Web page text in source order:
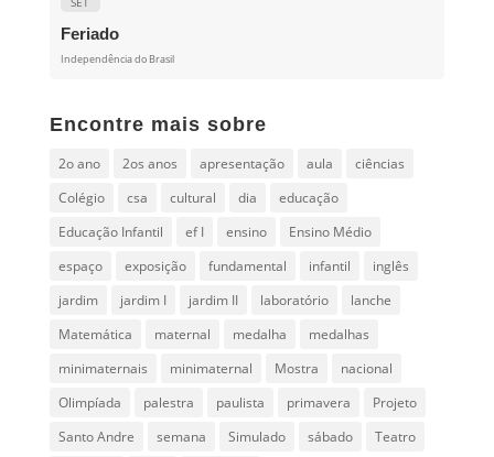
Feriado
Independência do Brasil
Encontre mais sobre
2o ano 2os anos apresentação aula
ciências
Colégio
csa cultural dia
educação
Educação Infantil
ef I ensino
Ensino Médio
espaço
exposição fundamental infantil
inglês
jardim
jardim I jardim II laboratório
lanche
Matemática
maternal medalha
medalhas
minimaternais
minimaternal Mostra
nacional
Olimpíada
palestra paulista primavera
Projeto
Santo Andre
semana Simulado sábado
Teatro